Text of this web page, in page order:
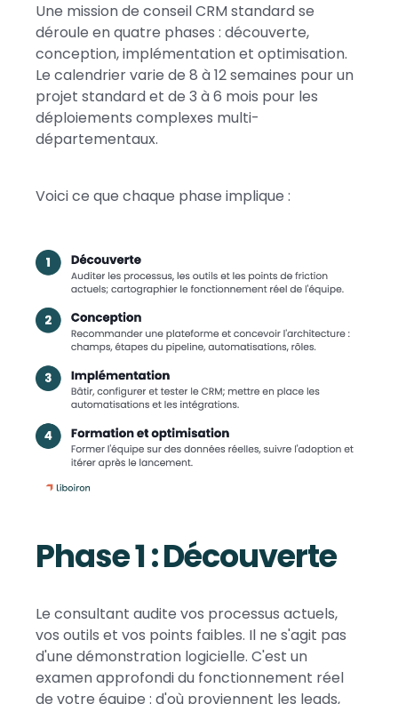
Une mission de conseil CRM standard se
déroule en quatre phases : découverte,
conception, implémentation et optimisation.
Le calendrier varie de 8 à 12 semaines pour un
projet standard et de 3 à 6 mois pour les
déploiements complexes multi-
départementaux.
Voici ce que chaque phase implique :
Phase 1 : Découverte
Le consultant audite vos processus actuels,
vos outils et vos points faibles. Il ne s'agit pas
d'une démonstration logicielle. C'est un
examen approfondi du fonctionnement réel
de votre équipe : d'où proviennent les leads,